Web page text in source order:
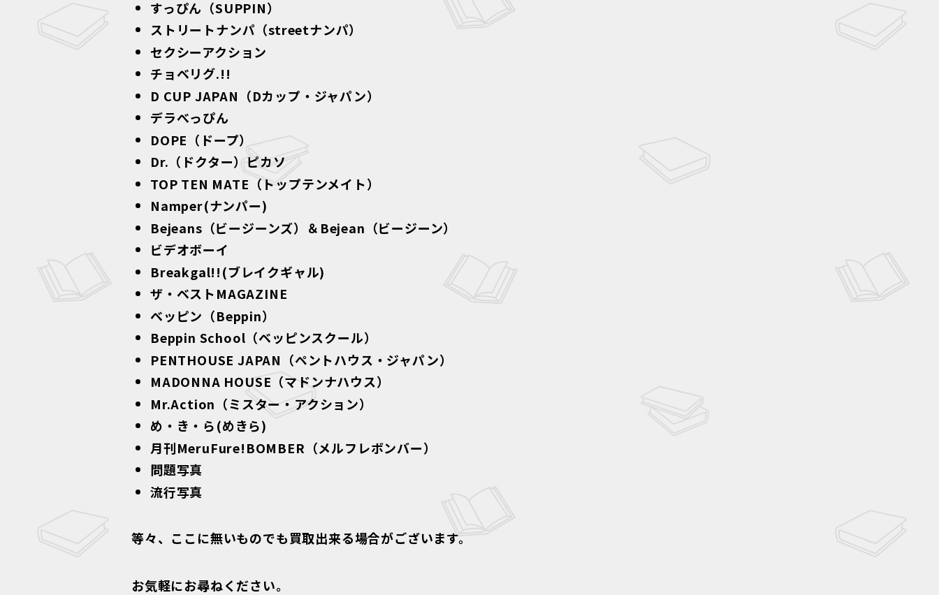
すっぴん（SUPPIN）
ストリートナンパ（streetナンパ）
セクシーアクション
チョベリグ.!!
D CUP JAPAN（Dカップ・ジャパン）
デラべっぴん
DOPE（ドープ）
Dr.（ドクター）ピカソ
TOP TEN MATE（トップテンメイト）
Namper(ナンパー)
Bejeans（ビージーンズ）＆Bejean（ビージーン）
ビデオボーイ
Breakgal!!(ブレイクギャル)
ザ・ベストMAGAZINE
ベッピン（Beppin）
Beppin School（ベッピンスクール）
PENTHOUSE JAPAN（ペントハウス・ジャパン）
MADONNA HOUSE（マドンナハウス）
Mr.Action（ミスター・アクション）
め・き・ら(めきら)
月刊MeruFure!BOMBER（メルフレボンバー）
問題写真
流行写真
等々、ここに無いものでも買取出来る場合がございます。
お気軽にお尋ねください。